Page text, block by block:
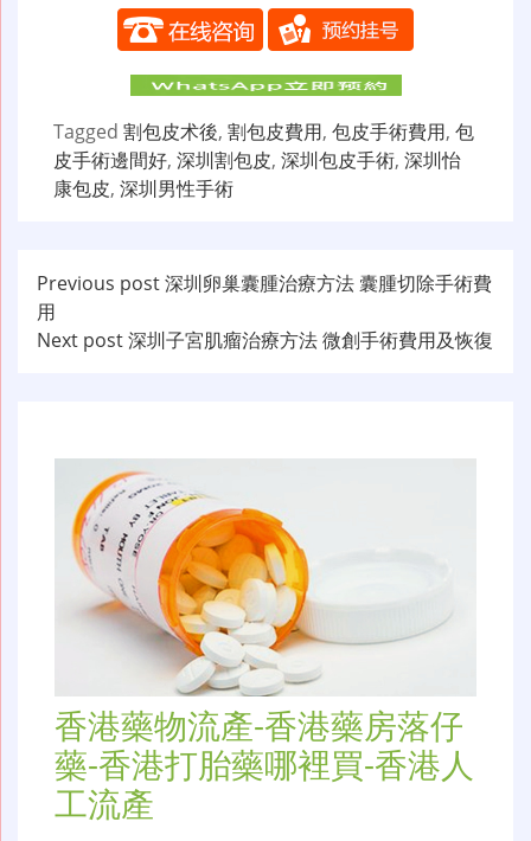
Tagged 割包皮术後, 割包皮費用, 包皮手術費用, 包
皮手術邊間好, 深圳割包皮, 深圳包皮手術, 深圳怡
康包皮, 深圳男性手術
文
章
Previous post深圳卵巢囊腫治療方法 囊腫切除手術費
用
Next post深圳子宮肌瘤治療方法 微創手術費用及恢復
香港藥物流產-香港藥房落仔
藥-香港打胎藥哪裡買-香港人
工流產